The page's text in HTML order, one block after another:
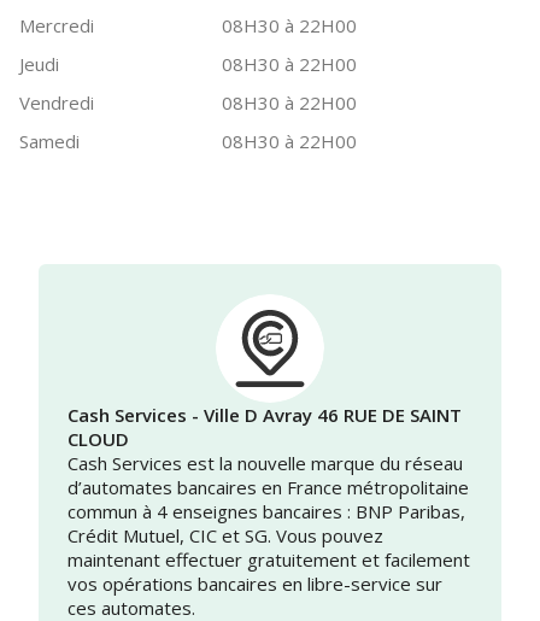
Mercredi
08H30 à 22H00
Jeudi
08H30 à 22H00
Vendredi
08H30 à 22H00
Samedi
08H30 à 22H00
Cash Services - Ville D Avray 46 RUE DE SAINT
CLOUD
Cash Services est la nouvelle marque du réseau
d’automates bancaires en France métropolitaine
commun à 4 enseignes bancaires : BNP Paribas,
Crédit Mutuel, CIC et SG. Vous pouvez
maintenant effectuer gratuitement et facilement
vos opérations bancaires en libre-service sur
ces automates.